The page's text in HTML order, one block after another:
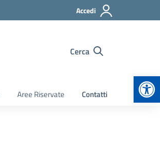
Accedi
Cerca
Aree Riservate Contatti